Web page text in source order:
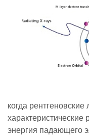
когда
характеристические
энергия падающего